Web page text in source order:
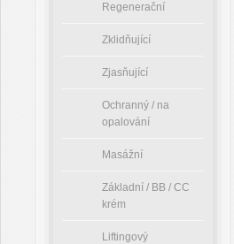
Regenerační
Zklidňující
Zjasňující
Ochranný / na
opalování
Masážní
Základní / BB / CC
krém
Liftingový